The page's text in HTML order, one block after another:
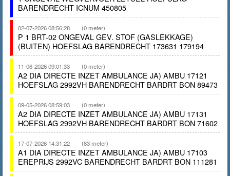
BARENDRECHT ICNUM 450805
02-07-2026 08:56:28 (0 meter)
P 1 BRT-02 ONGEVAL GEV. STOF (GASLEKKAGE)
(BUITEN) HOEFSLAG BARENDRECHT 173631 179194
11-06-2026 09:01:33 (0 meter)
A2 DIA DIRECTE INZET AMBULANCE JA) AMBU 17121
HOEFSLAG 2992VH BARENDRECHT BARDRT BON 89473
09-05-2026 08:59:03 (0 meter)
A2 DIA DIRECTE INZET AMBULANCE JA) AMBU 17131
HOEFSLAG 2992VH BARENDRECHT BARDRT BON 71602
17-07-2026 14:31:22 (83 meter)
A1 DIA DIRECTE INZET AMBULANCE JA) AMBU 17103
EREPRIJS 2992VC BARENDRECHT BARDRT BON 111281